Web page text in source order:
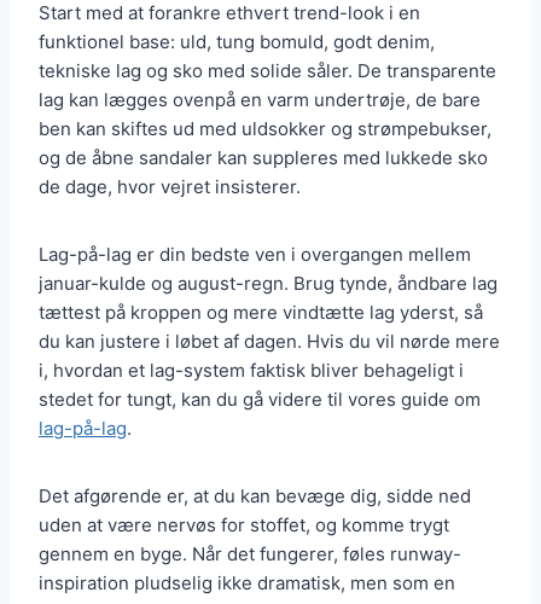
Start med at forankre ethvert trend-look i en
funktionel base: uld, tung bomuld, godt denim,
tekniske lag og sko med solide såler. De transparente
lag kan lægges ovenpå en varm undertrøje, de bare
ben kan skiftes ud med uldsokker og strømpebukser,
og de åbne sandaler kan suppleres med lukkede sko
de dage, hvor vejret insisterer.
Lag-på-lag er din bedste ven i overgangen mellem
januar-kulde og august-regn. Brug tynde, åndbare lag
tættest på kroppen og mere vindtætte lag yderst, så
du kan justere i løbet af dagen. Hvis du vil nørde mere
i, hvordan et lag-system faktisk bliver behageligt i
stedet for tungt, kan du gå videre til vores guide om
lag-på-lag.
Det afgørende er, at du kan bevæge dig, sidde ned
uden at være nervøs for stoffet, og komme trygt
gennem en byge. Når det fungerer, føles runway-
inspiration pludselig ikke dramatisk, men som en